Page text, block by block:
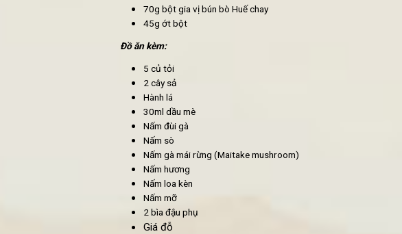
Nguyên liệu nấu bún bò chay:
Nước dùng:
4 lít nước lọc
2 củ cà rốt (gọt sạch vỏ, thái thành các miếng
1 củ cải trắng (thái như cà-rốt)
1 củ đậu
1 quả lê to (hoặc 2 quả nhỏ)
2 cây sả (thái thành các miếng dài 2cm)